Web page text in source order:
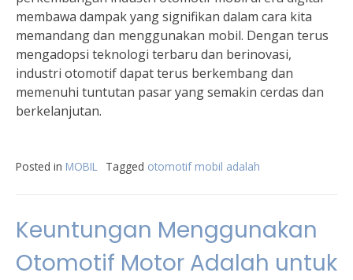
membawa dampak yang signifikan dalam cara kita
memandang dan menggunakan mobil. Dengan terus
mengadopsi teknologi terbaru dan berinovasi,
industri otomotif dapat terus berkembang dan
memenuhi tuntutan pasar yang semakin cerdas dan
berkelanjutan.
Posted in MOBIL Tagged otomotif mobil adalah
Keuntungan Menggunakan
Otomotif Motor Adalah untuk